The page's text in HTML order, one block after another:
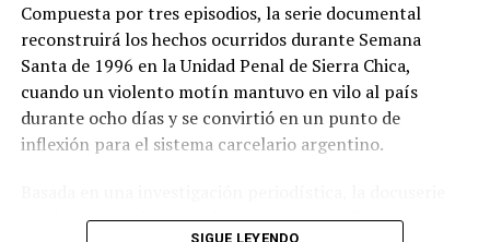
Producción ejecutiva: Hugo Armoa, Magui Bravi,
Manuela Viale, Pablo Yotich, Alejandro Fiore
Prensa: Kevin Melgar
Género: Drama
Provincia de Buenos Aires
Guerra de Bandas: Oslo– 28 de agosto
(Fuente: televison.com.ar)
Comparte esto:
Compuesta por tres episodios, la serie documental
reconstruirá los hechos ocurridos durante Semana
Santa de 1996 en la Unidad Penal de Sierra Chica,
cuando un violento motín mantuvo en vilo al país
durante ocho días y se convirtió en un punto de
inflexión para el sistema carcelario argentino.
combinará testimonios de protagonistas directos,
SIGUE LEYENDO